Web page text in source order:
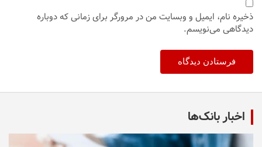
ذخیره نام، ایمیل و وبسایت من در مرورگر برای زمانی که دوباره
دیدگاهی می‌نویسم.
اخبار بانک‌ها